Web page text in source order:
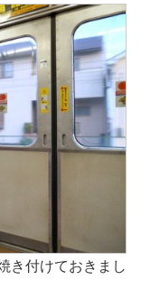
き付けておきまし